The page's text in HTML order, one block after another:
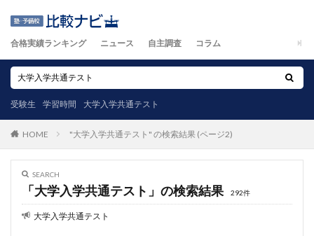
合格実績ランキング ニュース 自主調査 コラム
受験生 学習時間 大学入学共通テスト
HOME "大学入学共通テスト" の検索結果 (ページ2)
SEARCH
「大学入学共通テスト」の検索結果 292件
大学入学共通テスト